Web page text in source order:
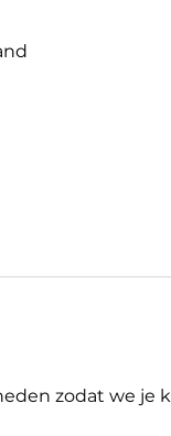
zodat we je